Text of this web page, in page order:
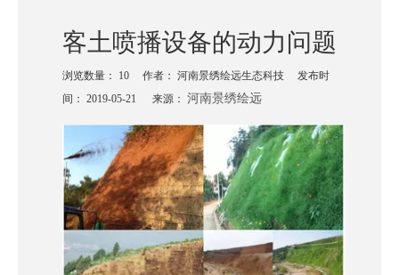
客土喷播设备的动力问题
浏览数量： 10 作者： 河南景绣绘远生态科技 发布时
间： 2019-05-21 来源： 河南景绣绘远
["wechat","weibo","qzone","douban","email"]